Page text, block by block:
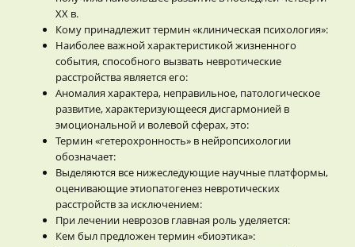
XX в.
Кому принадлежит термин «клиническая психология»:
Наиболее важной характеристикой жизненного
события, способного вызвать невротические
расстройства является его:
Аномалия характера, неправильное, патологическое
развитие, характеризующееся дисгармонией в
эмоциональной и волевой сферах, это:
Термин «гетерохронность» в нейропсихологии
обозначает:
Выделяются все нижеследующие научные платформы,
оценивающие этиопатогенез невротических
расстройств за исключением:
При лечении неврозов главная роль уделяется:
Кем был предложен термин «биоэтика»: